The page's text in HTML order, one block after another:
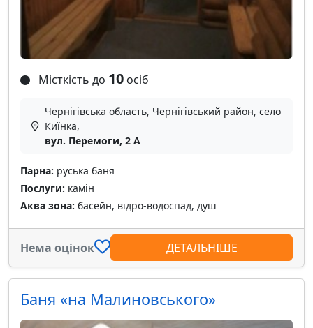
Місткість до 10 осіб
Чернігівська область, Чернігівський район, село
Киїнка,
вул. Перемоги, 2 А
Парна: руська баня
Послуги: камін
Аква зона: басейн, відро-водоспад, душ
Нема оцінок ДЕТАЛЬНІШЕ
Баня «на Малиновського»